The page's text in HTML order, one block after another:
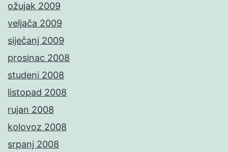
ožujak 2009
veljača 2009
siječanj 2009
prosinac 2008
studeni 2008
listopad 2008
rujan 2008
kolovoz 2008
srpanj 2008